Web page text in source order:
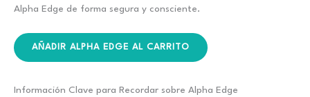
Alpha Edge de forma segura y consciente.
AÑADIR ALPHA EDGE AL CARRITO
Información Clave para Recordar sobre Alpha Edge